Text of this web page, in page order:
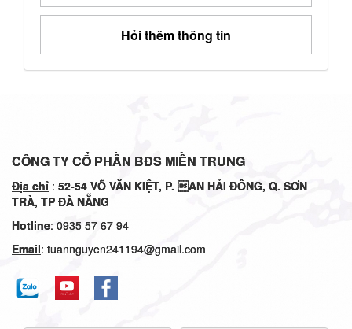
Hỏi thêm thông tin
CÔNG TY CỔ PHẦN BĐS MIỀN TRUNG
Địa chỉ : 52-54 VÕ VĂN KIỆT, P. AN HẢI ĐÔNG, Q. SƠN
TRÀ, TP ĐÀ NẴNG
Hotline: 0935 57 67 94
Email: tuannguyen241194@gmail.com